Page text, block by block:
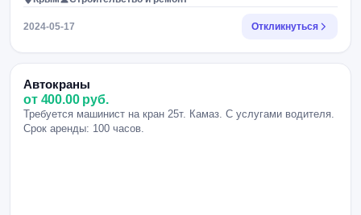
2024-05-17 Откликнуться
Автокраны
от 400.00 руб.
Требуется машинист на кран 25т. Камаз. С услугами водителя.
Срок аренды: 100 часов.